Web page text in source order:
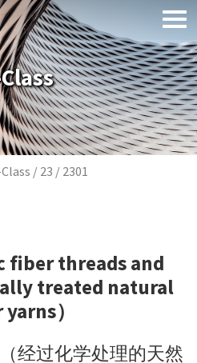
Breadcrumb
23 2301
fiber threads and
treated natural
）
经过化学处理的天然